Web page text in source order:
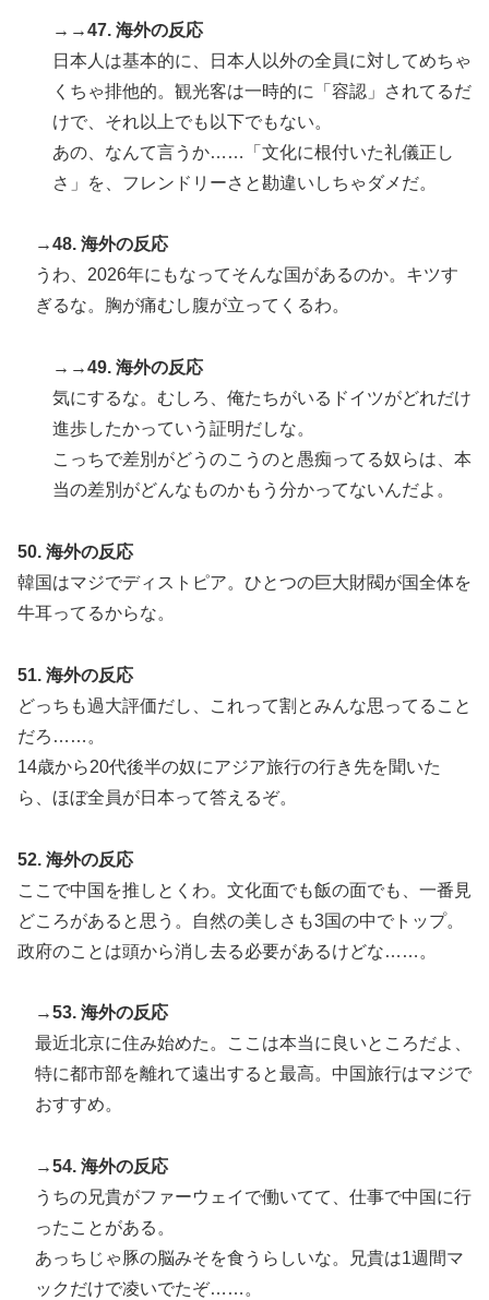
→→47. 海外の反応
日本人は基本的に、日本人以外の全員に対してめちゃ
くちゃ排他的。観光客は一時的に「容認」されてるだ
けで、それ以上でも以下でもない。
あの、なんて言うか……「文化に根付いた礼儀正し
さ」を、フレンドリーさと勘違いしちゃダメだ。
→48. 海外の反応
うわ、2026年にもなってそんな国があるのか。キツす
ぎるな。胸が痛むし腹が立ってくるわ。
→→49. 海外の反応
気にするな。むしろ、俺たちがいるドイツがどれだけ
進歩したかっていう証明だしな。
こっちで差別がどうのこうのと愚痴ってる奴らは、本
当の差別がどんなものかもう分かってないんだよ。
50. 海外の反応
韓国はマジでディストピア。ひとつの巨大財閥が国全体を
牛耳ってるからな。
51. 海外の反応
どっちも過大評価だし、これって割とみんな思ってること
だろ……。
14歳から20代後半の奴にアジア旅行の行き先を聞いた
ら、ほぼ全員が日本って答えるぞ。
52. 海外の反応
ここで中国を推しとくわ。文化面でも飯の面でも、一番見
どころがあると思う。自然の美しさも3国の中でトップ。
政府のことは頭から消し去る必要があるけどな……。
→53. 海外の反応
最近北京に住み始めた。ここは本当に良いところだよ、
特に都市部を離れて遠出すると最高。中国旅行はマジで
おすすめ。
→54. 海外の反応
うちの兄貴がファーウェイで働いてて、仕事で中国に行
ったことがある。
あっちじゃ豚の脳みそを食うらしいな。兄貴は1週間マ
ックだけで凌いでたぞ……。